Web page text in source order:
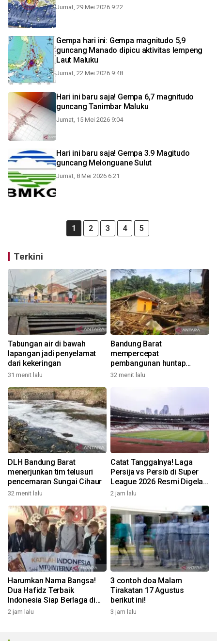
Jumat, 29 Mei 2026 9:22
Gempa hari ini: Gempa magnitudo 5,9
guncang Manado dipicu aktivitas lempeng
Laut Maluku
Jumat, 22 Mei 2026 9:48
Hari ini baru saja! Gempa 6,7 magnitudo
guncang Tanimbar Maluku
Jumat, 15 Mei 2026 9:04
Hari ini baru saja! Gempa 3.9 Magitudo
guncang Melonguane Sulut
Jumat, 8 Mei 2026 6:21
1 2 3 4 5
Terkini
Tabungan air di bawah
lapangan jadi penyelamat
dari kekeringan
31 menit lalu
Bandung Barat
mempercepat
pembangunan huntap
korban longsor Cipongkor
32 menit lalu
DLH Bandung Barat
menerjunkan tim telusuri
pencemaran Sungai Cihaur
32 menit lalu
Catat Tanggalnya! Laga
Persija vs Persib di Super
League 2026 Resmi Digelar
di GBK
2 jam lalu
Harumkan Nama Bangsa!
Dua Hafidz Terbaik
Indonesia Siap Berlaga di
MTQ Internasional Maroko
2 jam lalu
3 contoh doa Malam
Tirakatan 17 Agustus
berikut ini!
3 jam lalu